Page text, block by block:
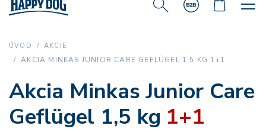
ÚVOD AKCIE
AKCIA MINKAS JUNIOR CARE GEFLÜGEL 1,5 KG 1+1
Akcia Minkas Junior Care
Geflügel 1,5 kg 1+1